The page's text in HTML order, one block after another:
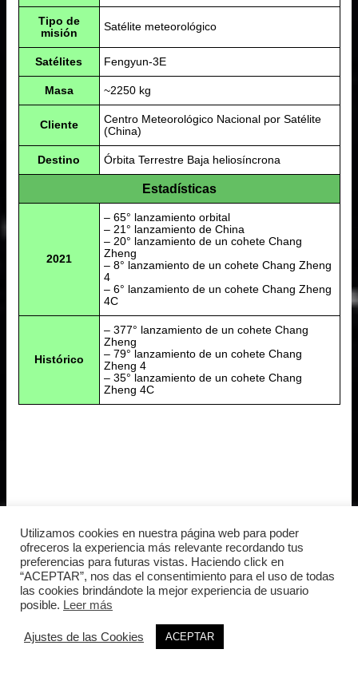
Tipo de
misión
Satélite meteorológico
Satélites Fengyun-3E
Masa ~2250 kg
Cliente
Centro Meteorológico Nacional por Satélite
(China)
Destino Órbita Terrestre Baja heliosíncrona
Estadísticas
2021
– 65° lanzamiento orbital
– 21° lanzamiento de China
– 20° lanzamiento de un cohete Chang
Zheng
– 8° lanzamiento de un cohete Chang Zheng
4
– 6° lanzamiento de un cohete Chang Zheng
4C
Histórico
– 377° lanzamiento de un cohete Chang
Zheng
– 79° lanzamiento de un cohete Chang
Zheng 4
– 35° lanzamiento de un cohete Chang
Zheng 4C
Leer más »
Utilizamos cookies en nuestra página web para poder
ofreceros la experiencia más relevante recordando tus
preferencias para futuras vistas. Haciendo click en
“ACEPTAR”, nos das el consentimiento para el uso de todas
las cookies brindándote la mejor experiencia de usuario
posible. Leer más
Ajustes de las Cookies ACEPTAR